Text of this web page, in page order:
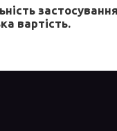
застосування
вартість.